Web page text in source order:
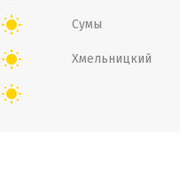
Сумы
Хмельницкий